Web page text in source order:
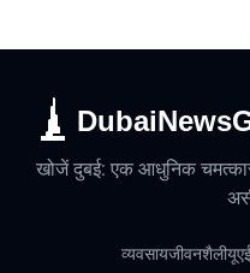
खोजें दुबई: एक आधुनिक
व्यवसायजीवनशैली